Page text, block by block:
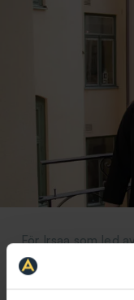
För Irsaa som led